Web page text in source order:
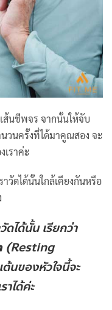
ส้นชีพจร จากนั้นให้จับ
นวนครั้งที่ได้มาคูณสอง จะ
เราค่ะ
วัดได้นั้นใกล้เคียงกันหรือ
ดได้นั้น เรียกว่า
(Resting
นของหัวใจนี้จะ
ได้ค่ะ